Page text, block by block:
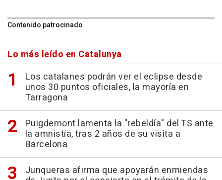
Contenido patrocinado
Lo más leído en Catalunya
Los catalanes podrán ver el eclipse desde
unos 30 puntos oficiales, la mayoría en
Tarragona
Puigdemont lamenta la "rebeldía" del TS ante
la amnistía, tras 2 años de su visita a
Barcelona
Junqueras afirma que apoyarán enmiendas